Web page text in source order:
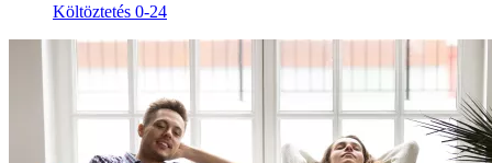
Költöztetés 0-24